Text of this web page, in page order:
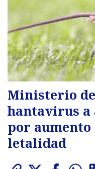
Ministerio
hantavirus
por aumento
letalidad